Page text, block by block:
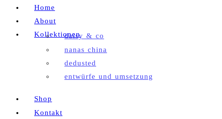
Home
About
Kollektionendaisy & co
nanas china
dedusted
entwürfe und umsetzung
Shop
Kontakt